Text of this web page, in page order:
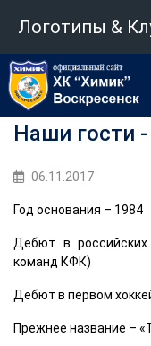
Логотипы &
Наши гости
06.11.2017
Год основания – 1984
Дебют в российских
команд КФК)
Дебют в первом
Прежнее название –